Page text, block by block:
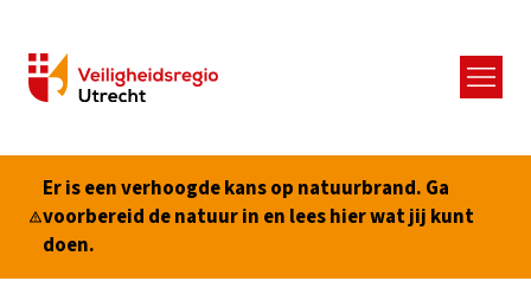
Menu
Er is een verhoogde kans op natuurbrand. Ga
voorbereid de natuur in en lees hier wat jij kunt
doen.